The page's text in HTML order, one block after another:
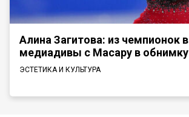
Алина Загитова: из чемпионок в
медиадивы с Масару в обнимку
ЭСТЕТИКА И КУЛЬТУРА